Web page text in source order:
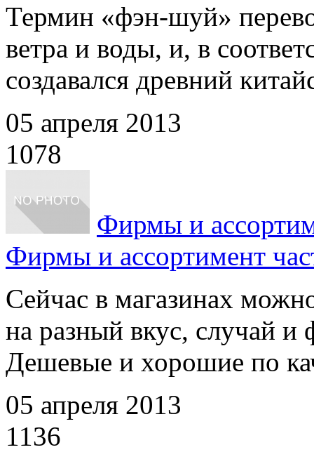
Термин «фэн-шуй»
ветра и воды, и, в
создавался древний
05 апреля 2013
1078
Фирмы и
Фирмы и ассортимент
Сейчас в магазинах
на разный вкус, случай
Дешевые и хорошие по
05 апреля 2013
1136